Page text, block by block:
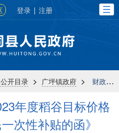
登录 | 注册
开目录 > 广坪镇政府 > 财政信息
年度稻谷目标价格
次性补贴的函》